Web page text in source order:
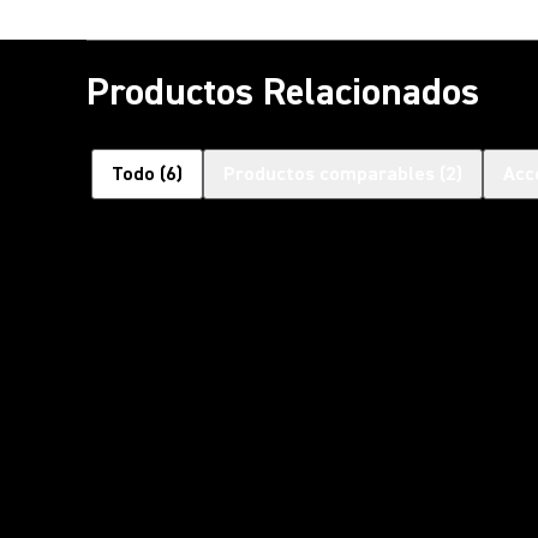
Productos Relacionados
Todo (6)